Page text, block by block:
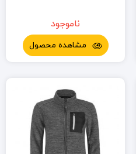
ناموجود
مشاهده محصول